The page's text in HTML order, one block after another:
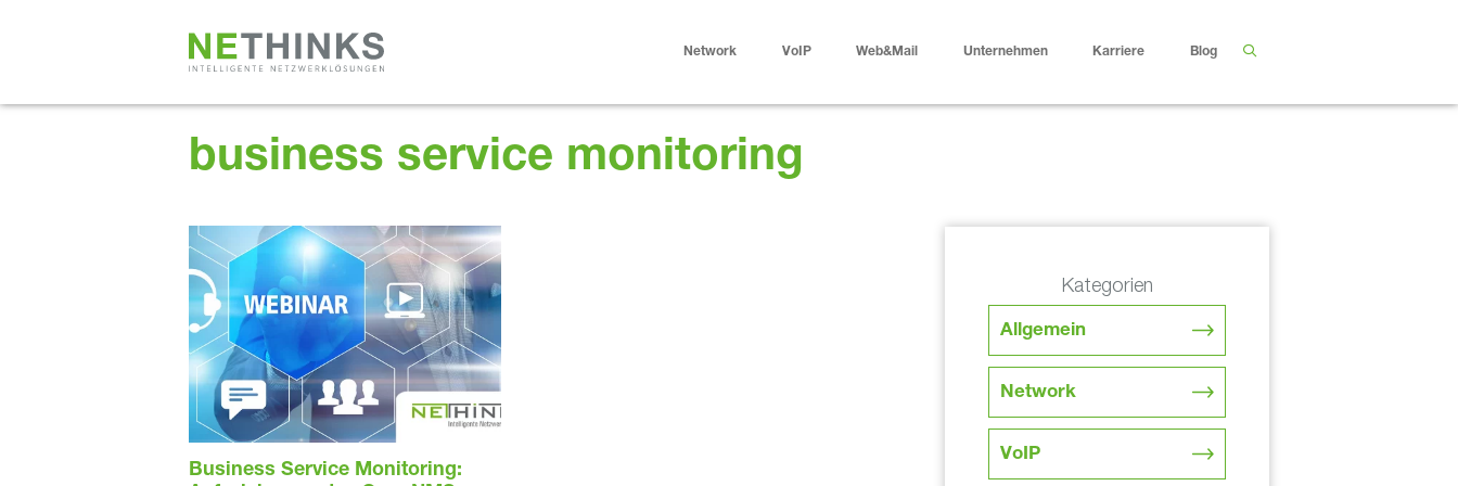
Network VoIP Web&Mail Unternehmen Karriere Blog
business service monitoring
Business Service Monitoring:
Kategorien
Allgemein
Network
VoIP